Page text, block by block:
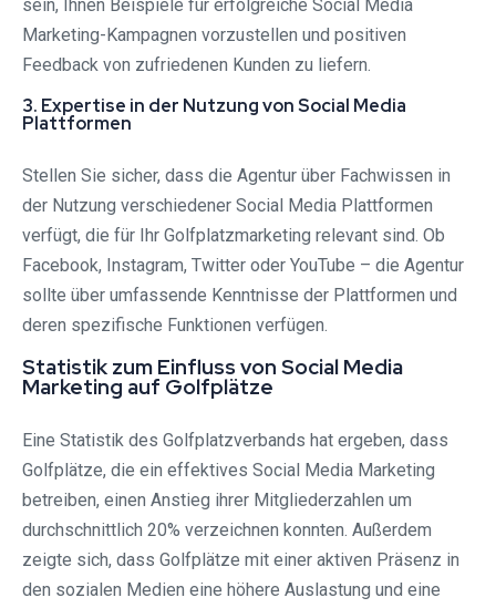
sein, Ihnen Beispiele für erfolgreiche Social Media
Marketing-Kampagnen vorzustellen und positiven
Feedback von zufriedenen Kunden zu liefern.
3. Expertise in der Nutzung von Social Media
Plattformen
Stellen Sie sicher, dass die Agentur über Fachwissen in
der Nutzung verschiedener Social Media Plattformen
verfügt, die für Ihr Golfplatzmarketing relevant sind. Ob
Facebook, Instagram, Twitter oder YouTube – die Agentur
sollte über umfassende Kenntnisse der Plattformen und
deren spezifische Funktionen verfügen.
Statistik zum Einfluss von Social Media
Marketing auf Golfplätze
Eine Statistik des Golfplatzverbands hat ergeben, dass
Golfplätze, die ein effektives Social Media Marketing
betreiben, einen Anstieg ihrer Mitgliederzahlen um
durchschnittlich 20% verzeichnen konnten. Außerdem
zeigte sich, dass Golfplätze mit einer aktiven Präsenz in
den sozialen Medien eine höhere Auslastung und eine